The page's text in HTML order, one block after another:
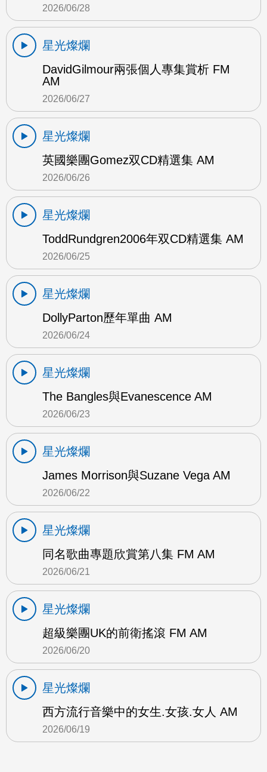
2026/06/28
星光燦爛
DavidGilmour兩張個人專集賞析 FM
AM
2026/06/27
星光燦爛
英國樂團Gomez双CD精選集 AM
2026/06/26
星光燦爛
ToddRundgren2006年双CD精選集 AM
2026/06/25
星光燦爛
DollyParton歷年單曲 AM
2026/06/24
星光燦爛
The Bangles與Evanescence AM
2026/06/23
星光燦爛
James Morrison與Suzane Vega AM
2026/06/22
星光燦爛
同名歌曲專題欣賞第八集 FM AM
2026/06/21
星光燦爛
超級樂團UK的前衛搖滾 FM AM
2026/06/20
星光燦爛
西方流行音樂中的女生.女孩.女人 AM
2026/06/19